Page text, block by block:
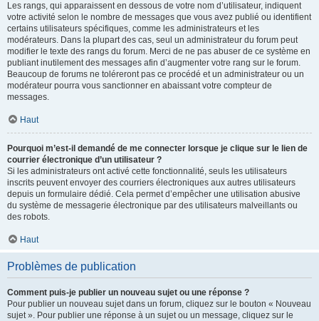
Les rangs, qui apparaissent en dessous de votre nom d’utilisateur, indiquent
votre activité selon le nombre de messages que vous avez publié ou identifient
certains utilisateurs spécifiques, comme les administrateurs et les
modérateurs. Dans la plupart des cas, seul un administrateur du forum peut
modifier le texte des rangs du forum. Merci de ne pas abuser de ce système en
publiant inutilement des messages afin d’augmenter votre rang sur le forum.
Beaucoup de forums ne toléreront pas ce procédé et un administrateur ou un
modérateur pourra vous sanctionner en abaissant votre compteur de
messages.
Haut
Pourquoi m’est-il demandé de me connecter lorsque je clique sur le lien de
courrier électronique d’un utilisateur ?
Si les administrateurs ont activé cette fonctionnalité, seuls les utilisateurs
inscrits peuvent envoyer des courriers électroniques aux autres utilisateurs
depuis un formulaire dédié. Cela permet d’empêcher une utilisation abusive
du système de messagerie électronique par des utilisateurs malveillants ou
des robots.
Haut
Problèmes de publication
Comment puis-je publier un nouveau sujet ou une réponse ?
Pour publier un nouveau sujet dans un forum, cliquez sur le bouton « Nouveau
sujet ». Pour publier une réponse à un sujet ou un message, cliquez sur le